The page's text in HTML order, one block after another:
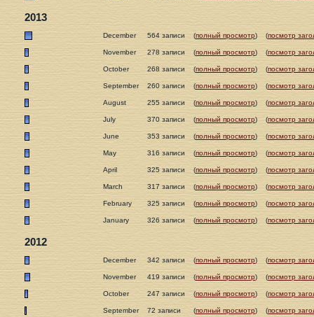
2013
December 564 записи (полный просмотр) (посмотр
November 278 записи (полный просмотр) (посмотр
October 268 записи (полный просмотр) (посмотр
September 260 записи (полный просмотр) (посмотр
August 255 записи (полный просмотр) (посмотр
July 370 записи (полный просмотр) (посмотр
June 353 записи (полный просмотр) (посмотр
May 316 записи (полный просмотр) (посмотр
April 325 записи (полный просмотр) (посмотр
March 317 записи (полный просмотр) (посмотр
February 325 записи (полный просмотр) (посмотр
January 326 записи (полный просмотр) (посмотр
2012
December 342 записи (полный просмотр) (посмотр
November 419 записи (полный просмотр) (посмотр
October 247 записи (полный просмотр) (посмотр
September 72 записи (полный просмотр) (посмотр